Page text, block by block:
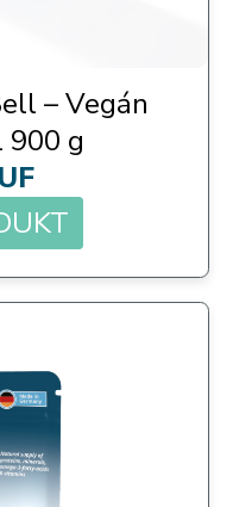
– Vegán
900 g